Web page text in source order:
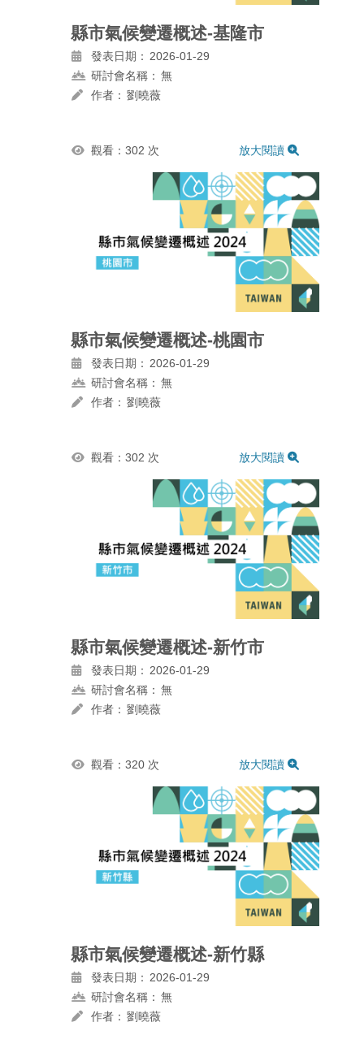
縣市氣候變遷概述-基隆市
發表日期： 2026-01-29
研討會名稱： 無
作者： 劉曉薇
觀看：302 次 放大閱讀
縣市氣候變遷概述-桃園市
發表日期： 2026-01-29
研討會名稱： 無
作者： 劉曉薇
觀看：302 次 放大閱讀
縣市氣候變遷概述-新竹市
發表日期： 2026-01-29
研討會名稱： 無
作者： 劉曉薇
觀看：320 次 放大閱讀
縣市氣候變遷概述-新竹縣
發表日期： 2026-01-29
研討會名稱： 無
作者： 劉曉薇